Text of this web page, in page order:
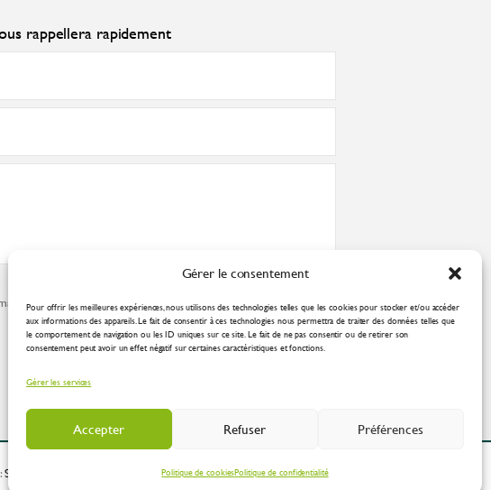
Gérer le consentement
Pour offrir les meilleures expériences, nous utilisons des technologies telles que les cookies pour stocker et/ou accéder
aux informations des appareils. Le fait de consentir à ces technologies nous permettra de traiter des données telles que
le comportement de navigation ou les ID uniques sur ce site. Le fait de ne pas consentir ou de retirer son
consentement peut avoir un effet négatif sur certaines caractéristiques et fonctions.
Gérer les services
Accepter Refuser Préférences
Politique de cookiesPolitique de confidentialité
rappellera rapidement
demande conformément à lapolitique de confidentialité
Spirale Communication Industrielle